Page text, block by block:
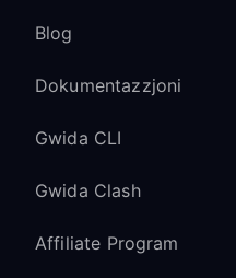
Blog
Dokumentazzjoni
Gwida CLI
Gwida Clash
Affiliate Program